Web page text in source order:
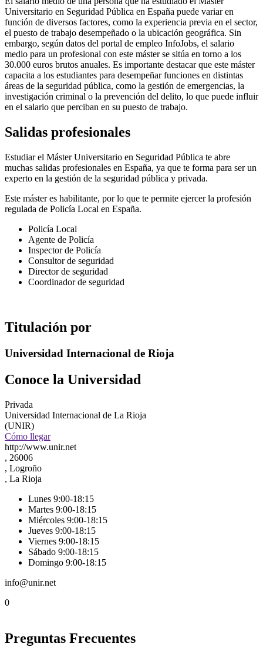
Universitario en Seguridad Pública en España puede variar en
función de diversos factores, como la experiencia previa en el sector,
el puesto de trabajo desempeñado o la ubicación geográfica. Sin
embargo, según datos del portal de empleo InfoJobs, el salario
medio para un profesional con este máster se sitúa en torno a los
30.000 euros brutos anuales. Es importante destacar que este máster
capacita a los estudiantes para desempeñar funciones en distintas
áreas de la seguridad pública, como la gestión de emergencias, la
investigación criminal o la prevención del delito, lo que puede influir
en el salario que perciban en su puesto de trabajo.
Salidas profesionales
Estudiar el Máster Universitario en Seguridad Pública te abre
muchas salidas profesionales en España, ya que te forma para ser un
experto en la gestión de la seguridad pública y privada.
Este máster es habilitante, por lo que te permite ejercer la profesión
regulada de Policía Local en España.
Policía Local
Agente de Policía
Inspector de Policía
Consultor de seguridad
Director de seguridad
Coordinador de seguridad
Titulación por
Universidad Internacional de Rioja
Conoce la Universidad
Privada
Universidad Internacional de La Rioja
(UNIR)
Cómo llegar
http://www.unir.net
, 26006
, Logroño
, La Rioja
Lunes 9:00-18:15
Martes 9:00-18:15
Miércoles 9:00-18:15
Jueves 9:00-18:15
Viernes 9:00-18:15
Sábado 9:00-18:15
Domingo 9:00-18:15
info@unir.net
0
Preguntas Frecuentes